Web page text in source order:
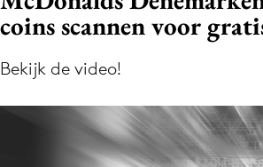
Download de app
Volg het laatste nieuws via
coins scannen voor
Bekijk de video!